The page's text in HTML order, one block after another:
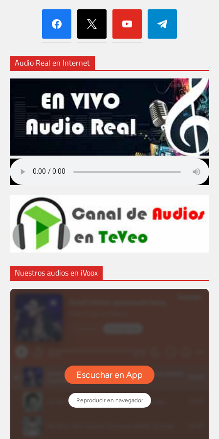
facebook x youtube telegram
Audio Real en Internet
Nuestros audios en iVoox